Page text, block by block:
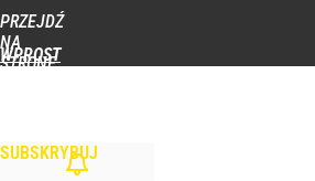
PRZEJDŹ
NA
STRONĘ
WPROST
SUBSKRYBUJ